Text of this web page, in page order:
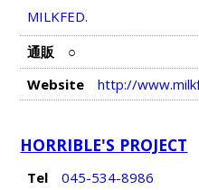
MILKFED.
通販
○
Website
http://
HORRIBLE'S PROJECT
Tel 045-534-8986